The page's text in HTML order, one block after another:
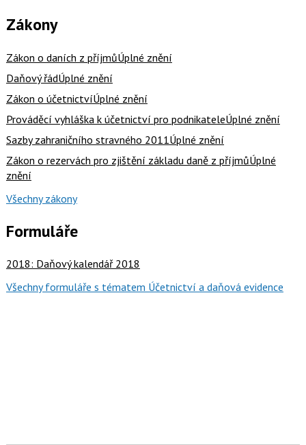
Zákony
Zákon o daních z příjmůÚplné znění
Daňový řádÚplné znění
Zákon o účetnictvíÚplné znění
Prováděcí vyhláška k účetnictví pro podnikateleÚplné znění
Sazby zahraničního stravného 2011Úplné znění
Zákon o rezervách pro zjištění základu daně z příjmůÚplné
znění
Všechny zákony
Formuláře
2018: Daňový kalendář 2018
Všechny formuláře s tématem Účetnictví a daňová evidence